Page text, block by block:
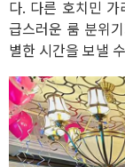
다. 다른 호치민
급스러운 룸 분위
별한 시간을 보낼